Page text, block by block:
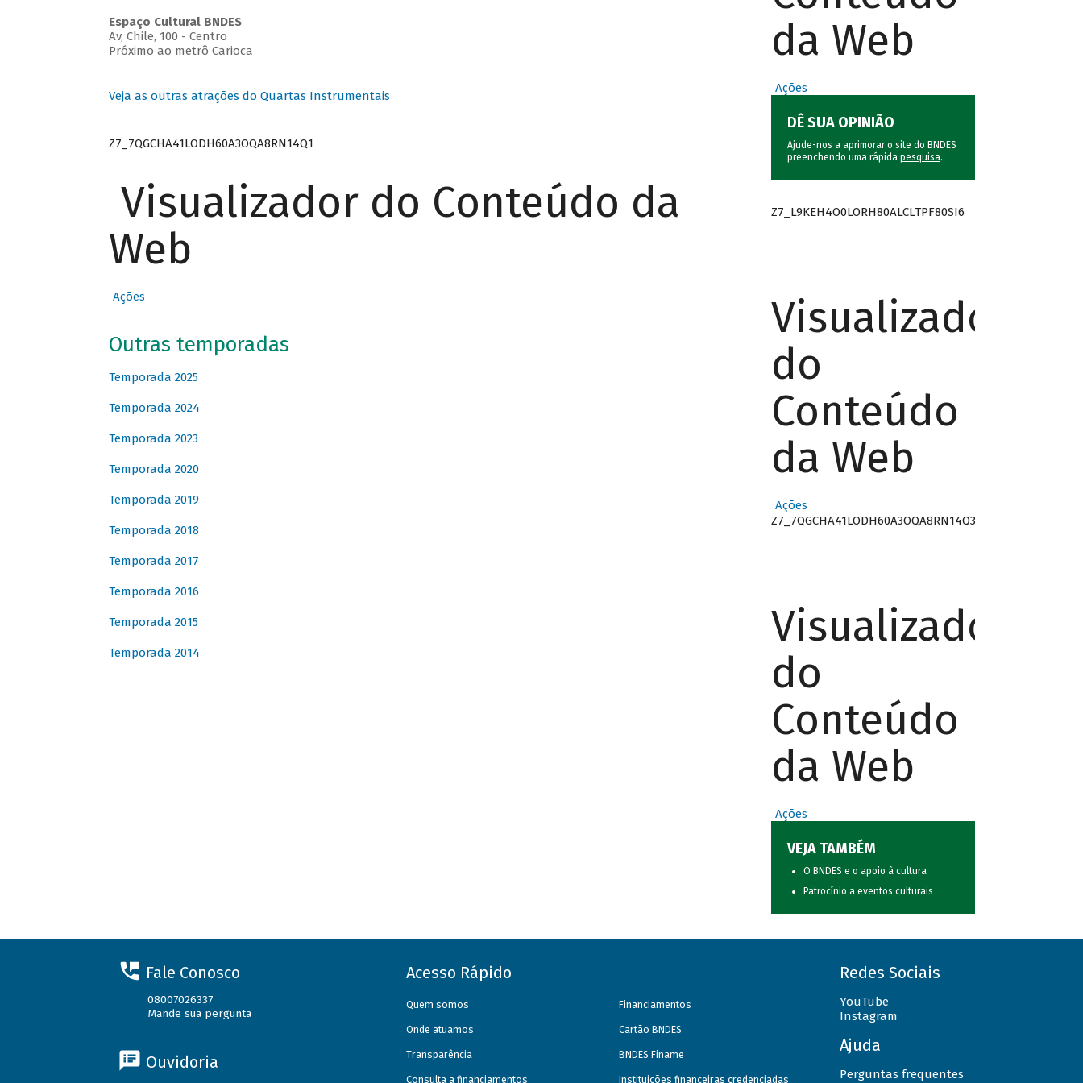
Espaço Cultural BNDES
Av, Chile, 100 - Centro
Próximo ao metrô Carioca
Veja as outras atrações do Quartas Instrumentais
Z7_7QGCHA41LODH60A3OQA8RN14Q1
Visualizador do Conteúdo da
Web
Ações
Outras temporadas
Temporada 2025
Temporada 2024
Temporada 2023
Temporada 2020
Temporada 2019
Temporada 2018
Temporada 2017
Temporada 2016
Temporada 2015
Temporada 2014
da Web
Ações
DÊ SUA OPINIÃO
Ajude-nos a aprimorar o site do BNDES
preenchendo uma rápida pesquisa.
Z7_L9KEH4O0LORH80ALCLTPF80SI6
Visualizador
do
Conteúdo
da Web
Ações
Z7_7QGCHA41LODH60A3OQA8RN14Q3
Visualizador
do
Conteúdo
da Web
Ações
VEJA TAMBÉM
O BNDES e o apoio à cultura
Patrocínio a eventos culturais
Fale Conosco
08007026337
Mande sua pergunta
Ouvidoria
Acesso Rápido
Quem somos
Onde atuamos
Transparência
Consulta a financiamentos
Financiamentos
Cartão BNDES
BNDES Finame
Instituições financeiras credenciadas
Redes Sociais
YouTube
Instagram
Ajuda
Perguntas frequentes